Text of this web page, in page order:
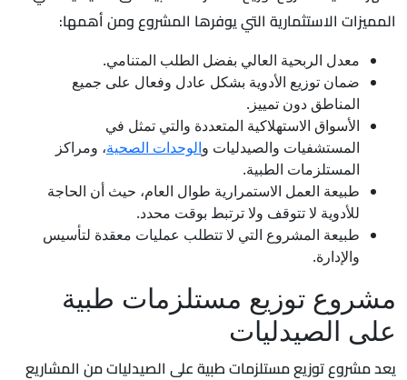
المميزات الاستثمارية التي يوفرها المشروع ومن أهمها:
معدل الربحية العالي بفضل الطلب المتنامي.
ضمان توزيع الأدوية بشكل عادل وفعال على جميع
المناطق دون تمييز.
الأسواق الاستهلاكية المتعددة والتي تمثل في
المستشفيات والصيدليات والوحدات الصحية، ومراكز
المستلزمات الطبية.
طبيعة العمل الاستمرارية طوال العام، حيث أن الحاجة
للأدوية لا تتوقف ولا ترتبط بوقت محدد.
طبيعة المشروع التي لا تتطلب عمليات معقدة لتأسيس
والإدارة.
مشروع توزيع مستلزمات طبية
على الصيدليات
يعد مشروع توزيع مستلزمات طبية على الصيدليات من المشاريع